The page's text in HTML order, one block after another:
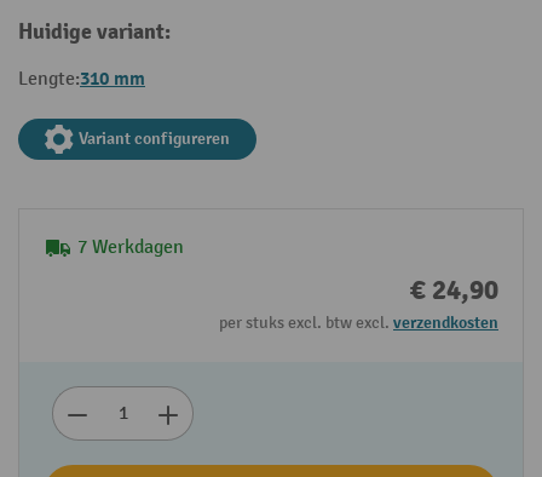
Huidige variant:
Lengte:310 mm
Variant configureren
7 Werkdagen
€ 24,90
per stuks excl. btw excl. verzendkosten